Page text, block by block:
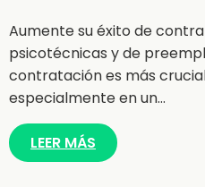
Aumente su éxito de
psicotécnicas y de
contratación es más
especialmente en un…
LEER MÁS